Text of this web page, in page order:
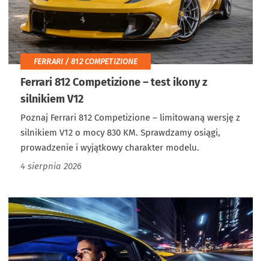
FERRARI / 812 COMPETIZIONE
Ferrari 812 Competizione – test ikony z
silnikiem V12
Poznaj Ferrari 812 Competizione – limitowaną wersję z
silnikiem V12 o mocy 830 KM. Sprawdzamy osiągi,
prowadzenie i wyjątkowy charakter modelu.
4 sierpnia 2026